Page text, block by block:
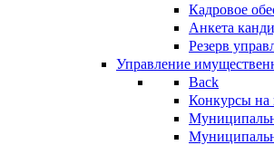
Кадровое
Анкета
Резерв
Управление
Back
Конкурсы на